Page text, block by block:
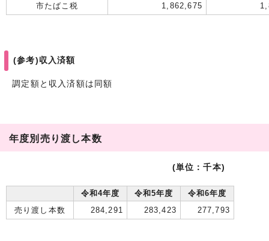
市たばこ税
1,862,675
(参考)収入済額
調定額と収入済額は同額
年度別売り渡し本数
(単位：千本)
令和4年度 令和5年度
令和6年度
売り渡し本数
284,291 283,423 277,793